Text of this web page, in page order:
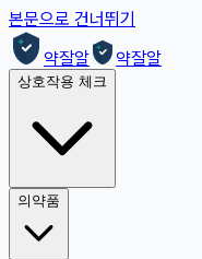
본문으로 건너뛰기
약잘알
약잘알
상호작용 체크
의약품